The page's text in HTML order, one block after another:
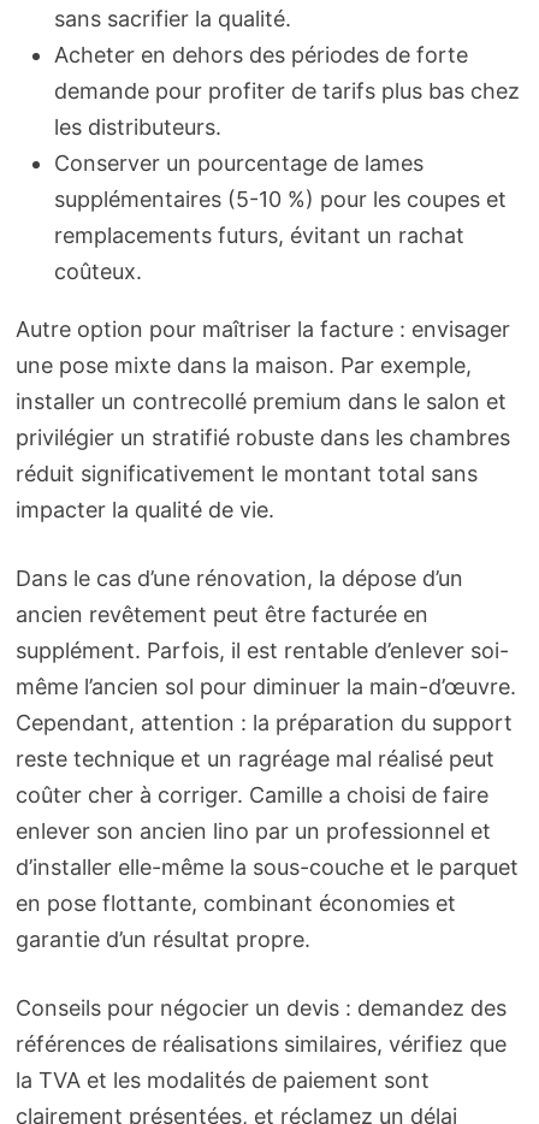
sans sacrifier la qualité.
Acheter en dehors des périodes de forte
demande pour profiter de tarifs plus bas chez
les distributeurs.
Conserver un pourcentage de lames
supplémentaires (5-10 %) pour les coupes et
remplacements futurs, évitant un rachat
coûteux.
Autre option pour maîtriser la facture : envisager
une pose mixte dans la maison. Par exemple,
installer un contrecollé premium dans le salon et
privilégier un stratifié robuste dans les chambres
réduit significativement le montant total sans
impacter la qualité de vie.
Dans le cas d’une rénovation, la dépose d’un
ancien revêtement peut être facturée en
supplément. Parfois, il est rentable d’enlever soi-
même l’ancien sol pour diminuer la main-d’œuvre.
Cependant, attention : la préparation du support
reste technique et un ragréage mal réalisé peut
coûter cher à corriger. Camille a choisi de faire
enlever son ancien lino par un professionnel et
d’installer elle-même la sous-couche et le parquet
en pose flottante, combinant économies et
garantie d’un résultat propre.
Conseils pour négocier un devis : demandez des
références de réalisations similaires, vérifiez que
la TVA et les modalités de paiement sont
clairement présentées, et réclamez un délai